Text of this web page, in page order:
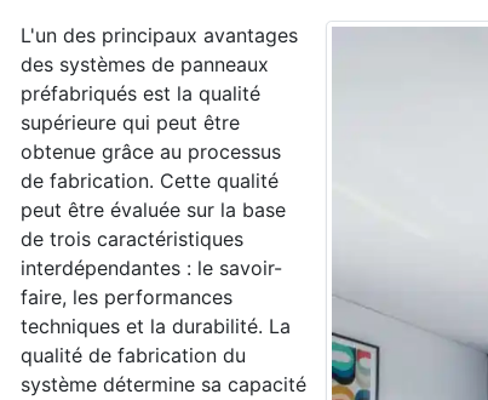
L'un des principaux avantages
des systèmes de panneaux
préfabriqués est la qualité
supérieure qui peut être
obtenue grâce au processus
de fabrication. Cette qualité
peut être évaluée sur la base
de trois caractéristiques
interdépendantes : le savoir-
faire, les performances
techniques et la durabilité. La
qualité de fabrication du
système détermine sa capacité